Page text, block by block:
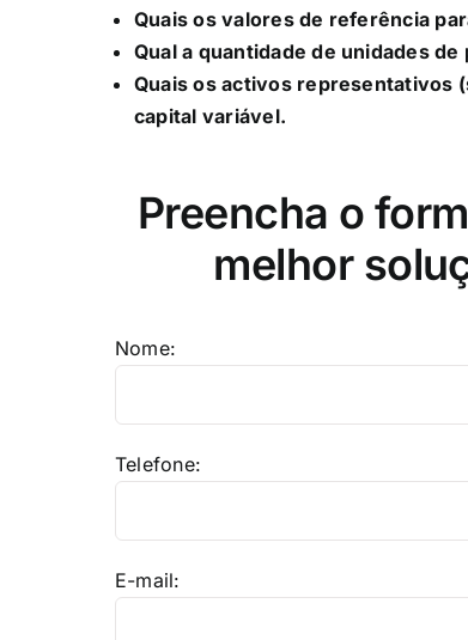
Quais os valores de referência
Qual a quantidade de unidades
Quais os activos representativos
capital variável.
Preencha o
melhor
Nome:
Telefone:
E-mail: